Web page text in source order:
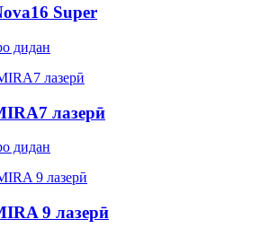
Super
дидан
лазерӣ
дидан
9 лазерӣ